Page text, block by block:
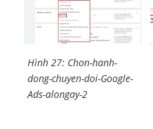
Hình 27: Chon-hanh-
dong-chuyen-doi-Google-
Ads-alongay-2